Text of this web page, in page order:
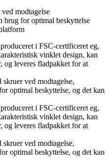
modtagelse
brug for optimal beskyttelse
i FSC-certificeret eg,
vinklet design, kan
og leveres fladpakket for at
ved modtagelse,
optimal beskyttelse, og det kan
i FSC-certificeret eg,
vinklet design, kan
og leveres fladpakket for at
ved modtagelse,
optimal beskyttelse, og det kan